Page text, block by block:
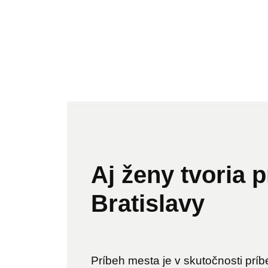
Aj ženy tvoria
Bratislavy
Príbeh mesta je v skutočnosti